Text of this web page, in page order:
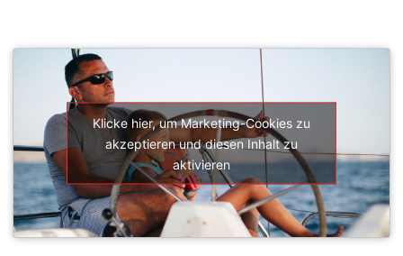
Klicke hier, um Marketing-Cookies zu
akzeptieren und diesen Inhalt zu
aktivieren